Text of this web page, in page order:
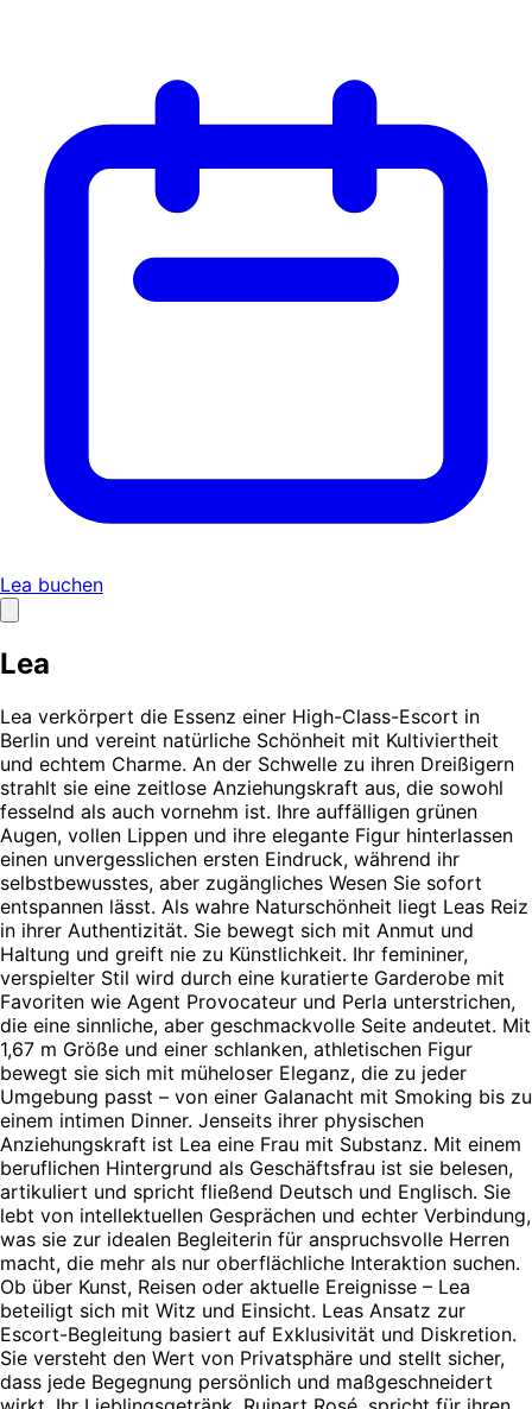
Lea buchen
Lea
Lea verkörpert die Essenz einer High-Class-Escort in
Berlin und vereint natürliche Schönheit mit Kultiviertheit
und echtem Charme. An der Schwelle zu ihren Dreißigern
strahlt sie eine zeitlose Anziehungskraft aus, die sowohl
fesselnd als auch vornehm ist. Ihre auffälligen grünen
Augen, vollen Lippen und ihre elegante Figur hinterlassen
einen unvergesslichen ersten Eindruck, während ihr
selbstbewusstes, aber zugängliches Wesen Sie sofort
entspannen lässt. Als wahre Naturschönheit liegt Leas Reiz
in ihrer Authentizität. Sie bewegt sich mit Anmut und
Haltung und greift nie zu Künstlichkeit. Ihr femininer,
verspielter Stil wird durch eine kuratierte Garderobe mit
Favoriten wie Agent Provocateur und Perla unterstrichen,
die eine sinnliche, aber geschmackvolle Seite andeutet. Mit
1,67 m Größe und einer schlanken, athletischen Figur
bewegt sie sich mit müheloser Eleganz, die zu jeder
Umgebung passt – von einer Galanacht mit Smoking bis zu
einem intimen Dinner. Jenseits ihrer physischen
Anziehungskraft ist Lea eine Frau mit Substanz. Mit einem
beruflichen Hintergrund als Geschäftsfrau ist sie belesen,
artikuliert und spricht fließend Deutsch und Englisch. Sie
lebt von intellektuellen Gesprächen und echter Verbindung,
was sie zur idealen Begleiterin für anspruchsvolle Herren
macht, die mehr als nur oberflächliche Interaktion suchen.
Ob über Kunst, Reisen oder aktuelle Ereignisse – Lea
beteiligt sich mit Witz und Einsicht. Leas Ansatz zur
Escort-Begleitung basiert auf Exklusivität und Diskretion.
Sie versteht den Wert von Privatsphäre und stellt sicher,
dass jede Begegnung persönlich und maßgeschneidert